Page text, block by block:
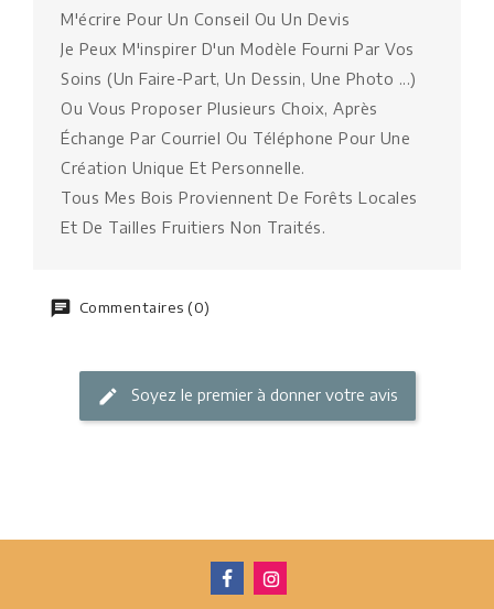
M'écrire Pour Un Conseil Ou Un Devis
Je Peux M'inspirer D'un Modèle Fourni Par Vos
Soins (Un Faire-Part, Un Dessin, Une Photo ...)
Ou Vous Proposer Plusieurs Choix, Après
Échange Par Courriel Ou Téléphone Pour Une
Création Unique Et Personnelle.
Tous Mes Bois Proviennent De Forêts Locales
Et De Tailles Fruitiers Non Traités.
Commentaires (0)
Soyez le premier à donner votre avis